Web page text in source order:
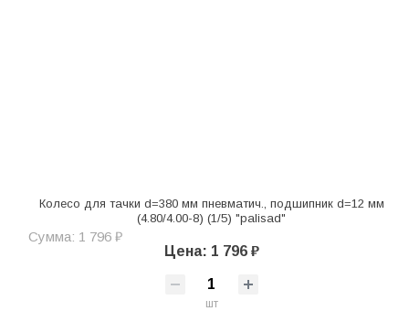
Колесо для тачки d=380 мм пневматич., подшипник d=12 мм
(4.80/4.00-8) (1/5) "palisad"
Сумма: 1 796 ₽
Цена: 1 796 ₽
шт